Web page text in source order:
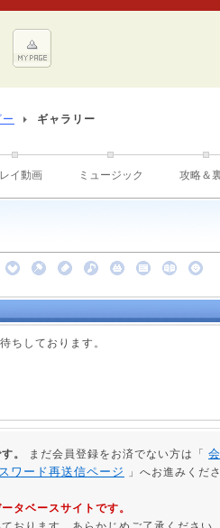
ギャラリー
イ動画 ミュージック 攻略＆
ちしております。
。 まだ会員登録をお済でない方は「
ワード再送信ページ 」へお進みくださ
タベースサイトです。